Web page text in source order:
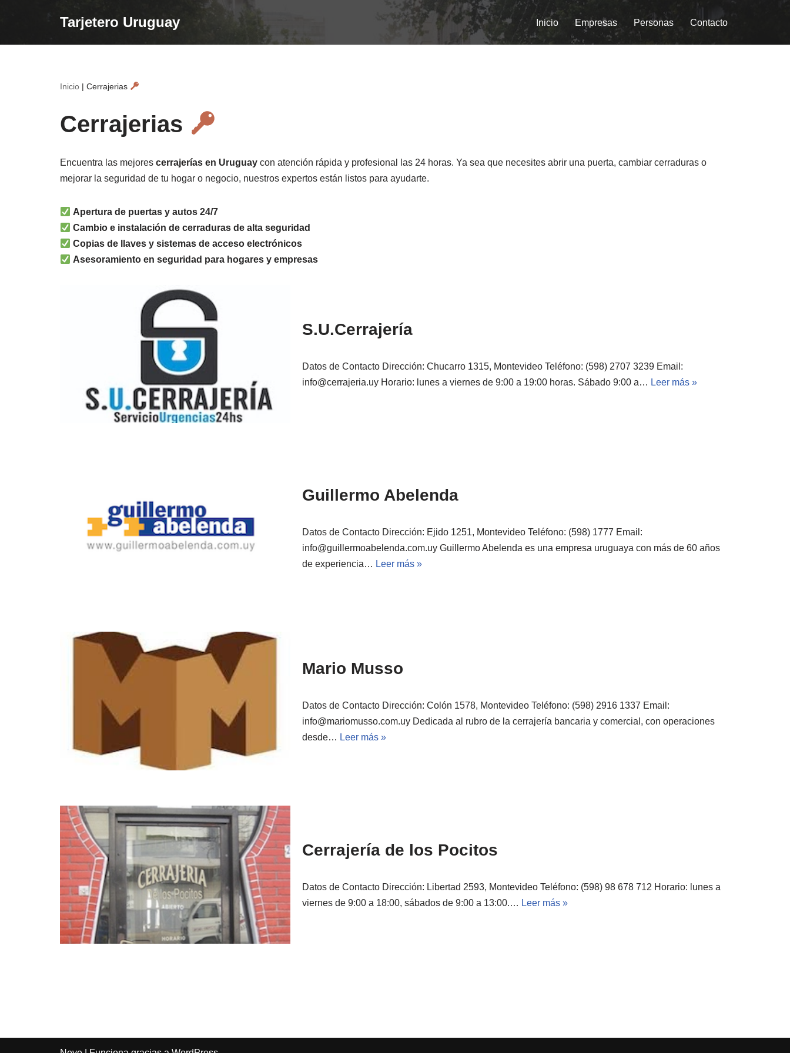
Tarjetero Uruguay Inicio Empresas Personas Contacto
Inicio | Cerrajerias
Cerrajerias
Encuentra las mejores cerrajerías en Uruguay con atención rápida y profesional las 24 horas. Ya sea que necesites abrir una puerta, cambiar cerraduras o
mejorar la seguridad de tu hogar o negocio, nuestros expertos están listos para ayudarte.
Apertura de puertas y autos 24/7
Cambio e instalación de cerraduras de alta seguridad
Copias de llaves y sistemas de acceso electrónicos
Asesoramiento en seguridad para hogares y empresas
S.U.Cerrajería
Datos de Contacto Dirección: Chucarro 1315, Montevideo Teléfono: (598) 2707 3239 Email:
info@cerrajeria.uy Horario: lunes a viernes de 9:00 a 19:00 horas. Sábado 9:00 a… Leer más »
Guillermo Abelenda
Datos de Contacto Dirección: Ejido 1251, Montevideo Teléfono: (598) 1777 Email:
info@guillermoabelenda.com.uy Guillermo Abelenda es una empresa uruguaya con más de 60 años
de experiencia… Leer más »
Mario Musso
Datos de Contacto Dirección: Colón 1578, Montevideo Teléfono: (598) 2916 1337 Email:
info@mariomusso.com.uy Dedicada al rubro de la cerrajería bancaria y comercial, con operaciones
desde… Leer más »
Cerrajería de los Pocitos
Datos de Contacto Dirección: Libertad 2593, Montevideo Teléfono: (598) 98 678 712 Horario: lunes a
viernes de 9:00 a 18:00, sábados de 9:00 a 13:00.… Leer más »